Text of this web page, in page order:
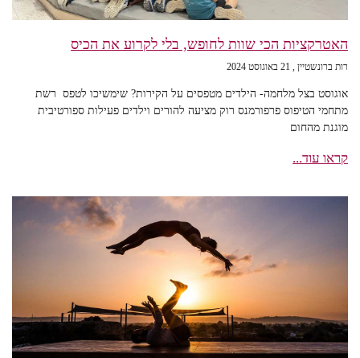
האטרקציות הכי שוות לחופש, בלי לקרוע את הכיס
רות ברונשטיין 21 באוגוסט 2024
אוגוסט בצל מלחמה- הילדים מטפסים על הקירות? שימשיכו לטפס רשת
מתחמי הטיפוס פרפורמנס רוק מציעה להורים וילדים פעילות ספורטיבית
מוגנת מהחום
קראו עוד...